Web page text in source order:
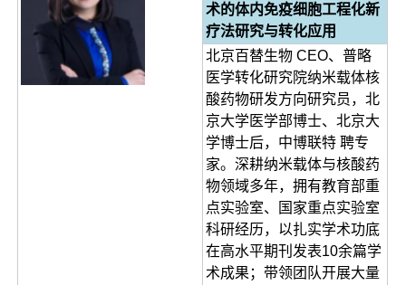
术的体内免疫细胞工程化新
疗法研究与转化应用
北京百替生物 CEO、普略
医学转化研究院纳米载体核
酸药物研发方向研究员，北
京大学医学部博士、北京大
学博士后，中博联特 聘专
家。深耕纳米载体与核酸药
物领域多年，拥有教育部重
点实验室、国家重点实验室
科研经历，以扎实学术功底
在高水平期刊发表10余篇学
术成果；带领团队开展大量